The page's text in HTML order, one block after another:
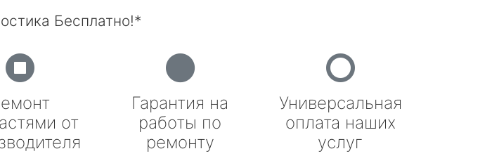
Бесплатно!*
от
Гарантия на
работы по
ремонту
Универсальная
оплата наших
услуг